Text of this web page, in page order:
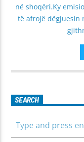
në shoqëri.Ky
të afrojë dëgjuesin
SEARCH